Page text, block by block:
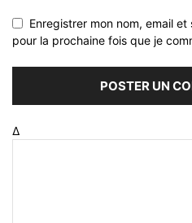
Enregistrer mon nom, email
pour la prochaine fois que je
Δ